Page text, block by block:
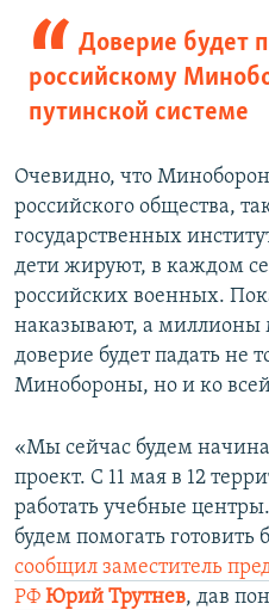
Доверие будет
российскому
путинской системе
Очевидно, что
российского общества,
государственных
дети жируют, в каждом
российских военных.
наказывают, а миллионы
доверие будет падать не
Минобороны, но и ко
«Мы сейчас будем
проект. С 11 мая в 12
работать учебные
будем помогать готовить
сообщил заместитель
РФ Юрий Трутнев, дав